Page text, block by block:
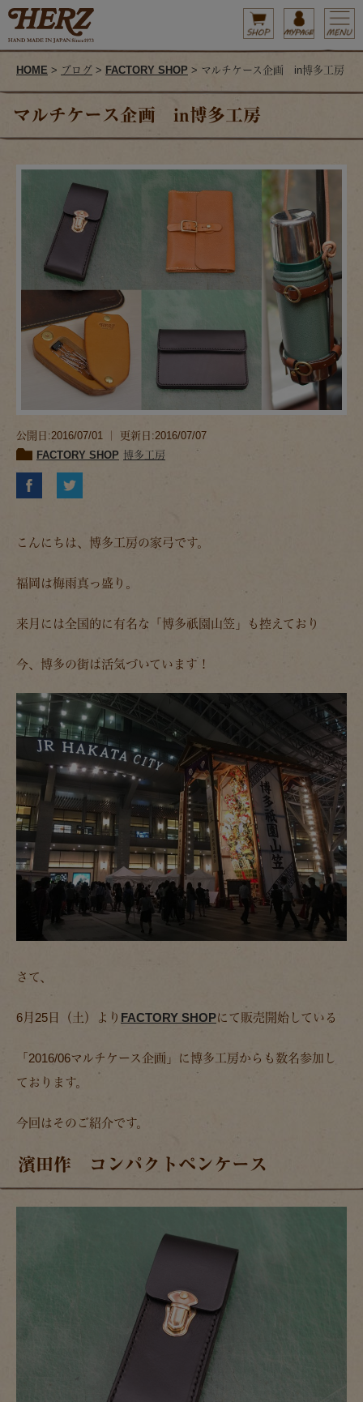
HOME > ブログ > FACTORY SHOP > マルチケース企画 in博多工房
マルチケース企画 in博多工房
公開日:2016/07/01 ｜ 更新日:2016/07/07
FACTORY SHOP 博多工房
こんにちは、博多工房の家弓です。
福岡は梅雨真っ盛り。
来月には全国的に有名な「博多祇園山笠」も控えており
今、博多の街は活気づいています！
さて、
6月25日（土）より FACTORY SHOPにて販売開始している
「2016/06マルチケース企画」に博多工房からも数名参加し
ております。
今回はそのご紹介です。
濱田作 コンパクトペンケース